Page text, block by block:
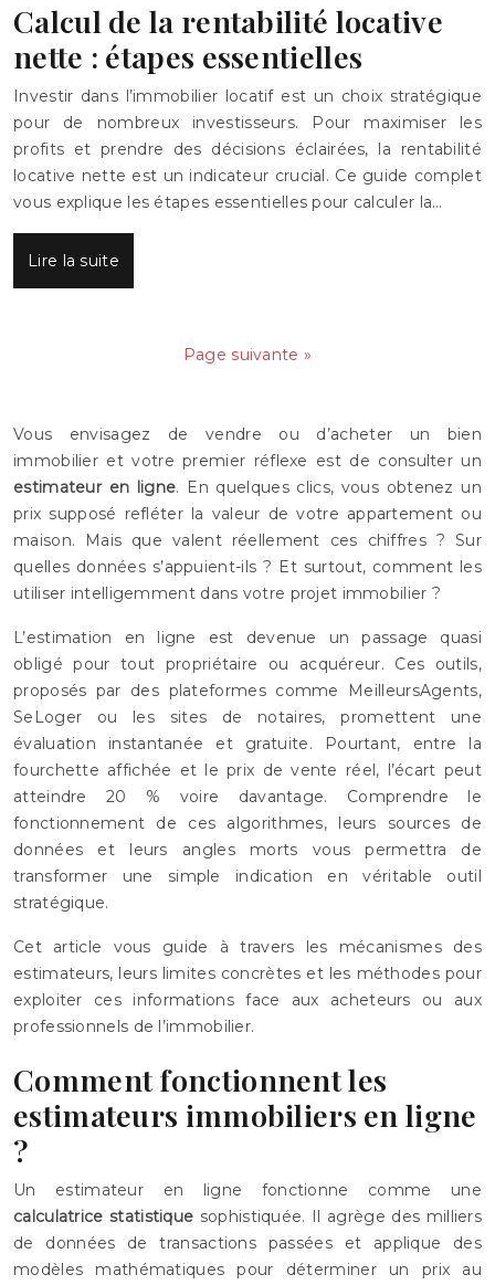
Calcul de la rentabilité locative
nette : étapes essentielles
Investir dans l’immobilier locatif est un choix stratégique
pour de nombreux investisseurs. Pour maximiser les
profits et prendre des décisions éclairées, la rentabilité
locative nette est un indicateur crucial. Ce guide complet
vous explique les étapes essentielles pour calculer la…
Lire la suite
Page suivante »
Vous envisagez de vendre ou d’acheter un bien
immobilier et votre premier réflexe est de consulter un
estimateur en ligne. En quelques clics, vous obtenez un
prix supposé refléter la valeur de votre appartement ou
maison. Mais que valent réellement ces chiffres ? Sur
quelles données s’appuient-ils ? Et surtout, comment les
utiliser intelligemment dans votre projet immobilier ?
L’estimation en ligne est devenue un passage quasi
obligé pour tout propriétaire ou acquéreur. Ces outils,
proposés par des plateformes comme MeilleursAgents,
SeLoger ou les sites de notaires, promettent une
évaluation instantanée et gratuite. Pourtant, entre la
fourchette affichée et le prix de vente réel, l’écart peut
atteindre 20 % voire davantage. Comprendre le
fonctionnement de ces algorithmes, leurs sources de
données et leurs angles morts vous permettra de
transformer une simple indication en véritable outil
stratégique.
Cet article vous guide à travers les mécanismes des
estimateurs, leurs limites concrètes et les méthodes pour
exploiter ces informations face aux acheteurs ou aux
professionnels de l’immobilier.
Comment fonctionnent les
estimateurs immobiliers en ligne
?
Un estimateur en ligne fonctionne comme une
calculatrice statistique sophistiquée. Il agrège des milliers
de données de transactions passées et applique des
modèles mathématiques pour déterminer un prix au